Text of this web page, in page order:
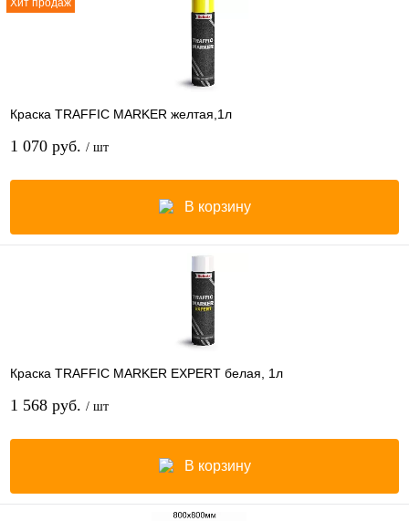
Хит продаж
Краска TRAFFIC MARKER желтая,1л
1 070 руб. / шт
В корзину
Краска TRAFFIC MARKER EXPERT белая, 1л
1 568 руб. / шт
В корзину